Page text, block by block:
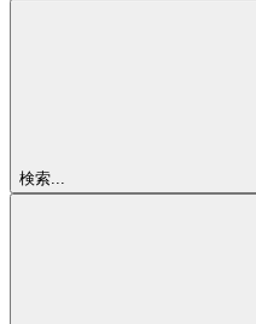
検索...